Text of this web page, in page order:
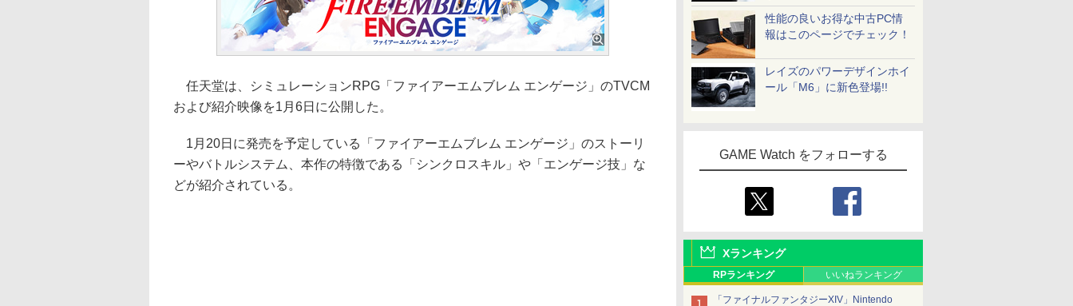
性能の良いお得な中古PC情
報はこのページでチェック！
レイズのパワーデザインホイ
ール「M6」に新色登場!!
GAME Watch をフォローする
Xランキング
RPランキング いいねランキング
「ファイナルファンタジーXIV」Nintendo
任天堂は、シミュレーションRPG「ファイアーエムブレム エンゲージ」のTVCM
および紹介映像を1月6日に公開した。
1月20日に発売を予定している「ファイアーエムブレム エンゲージ」のストーリ
ーやバトルシステム、本作の特徴である「シンクロスキル」や「エンゲージ技」な
どが紹介されている。